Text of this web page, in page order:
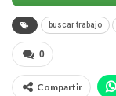
buscar trabajo
0
Compartir